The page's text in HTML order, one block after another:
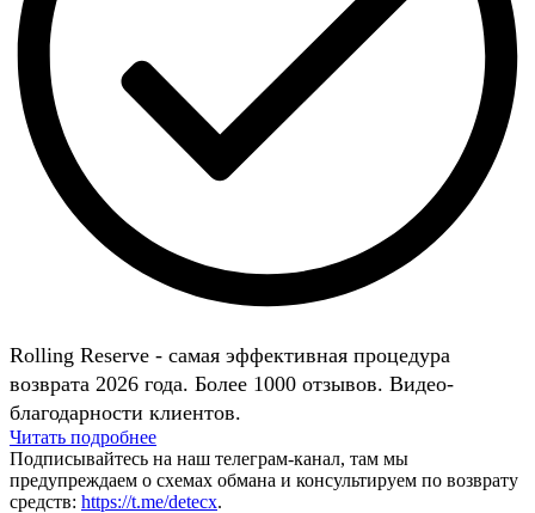
Rolling Reserve - самая эффективная процедура
возврата 2026 года. Более 1000 отзывов. Видео-
благодарности клиентов.
Читать подробнее
Подписывайтесь на наш телеграм-канал, там мы
предупреждаем о схемах обмана и консультируем по возврату
средств: https://t.me/detecx.